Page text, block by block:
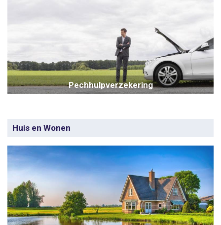
Pechhulpverzekering
Huis en Wonen